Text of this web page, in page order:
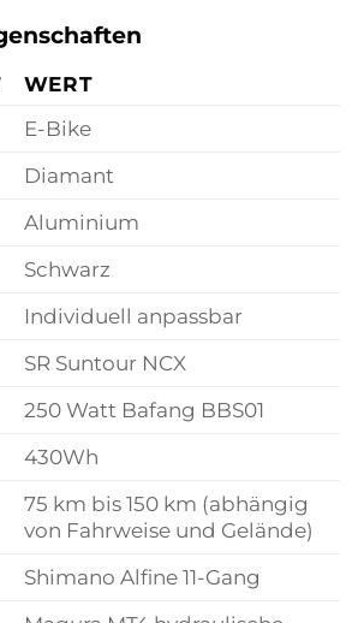
WERT
E-Bike
Diamant
Aluminium
Schwarz
Individuell anpassbar
SR Suntour NCX
250 Watt Bafang BBS01
430Wh
75 km bis 150 km (abhängig
von Fahrweise und Gelände)
Shimano Alfine 11-Gang